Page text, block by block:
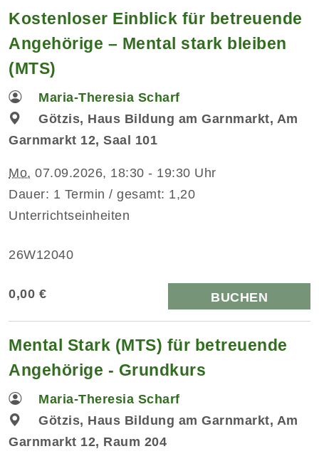
Kostenloser Einblick für betreuende
Angehörige – Mental stark bleiben
(MTS)
Maria-Theresia Scharf
Götzis, Haus Bildung am Garnmarkt, Am
Garnmarkt 12, Saal 101
Mo. 07.09.2026, 18:30 - 19:30 Uhr
Dauer: 1 Termin / gesamt: 1,20
Unterrichtseinheiten
26W12040
0,00 € BUCHEN
Mental Stark (MTS) für betreuende
Angehörige - Grundkurs
Maria-Theresia Scharf
Götzis, Haus Bildung am Garnmarkt, Am
Garnmarkt 12, Raum 204